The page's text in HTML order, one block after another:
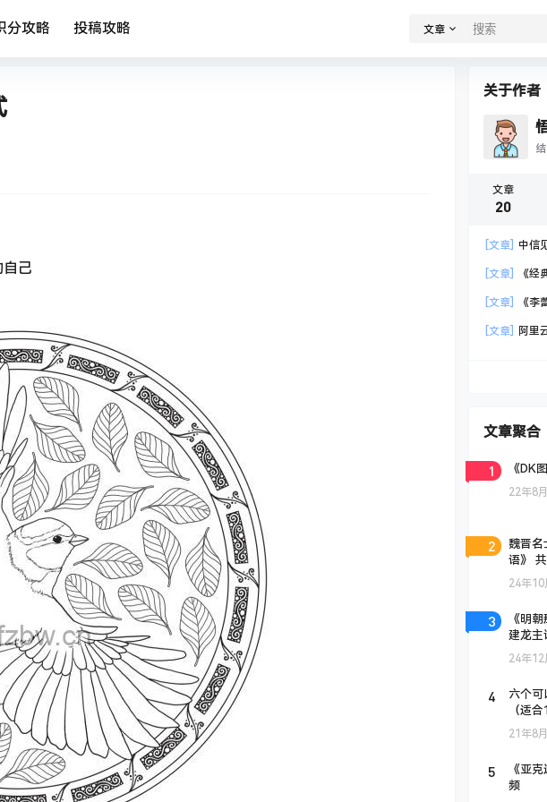
分攻略 投稿攻略 文章
己
关于作者
文章
20
[文章]
中信
[文章]
《经
[文章]
[文章] 阿里
文章聚合
1 《DK
22年8
2
魏晋
语》
24年10
3
《明
建龙主
24年12
4
六个可
（适
21年8
5
《亚
频